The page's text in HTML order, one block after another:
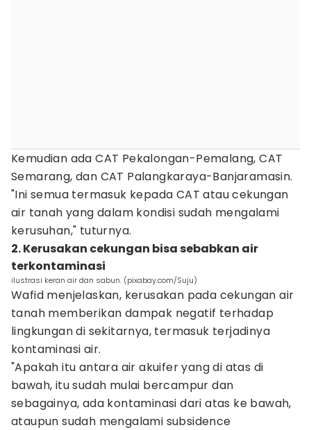
Kemudian ada CAT Pekalongan-Pemalang, CAT
Semarang, dan CAT Palangkaraya-Banjaramasin.
"Ini semua termasuk kepada CAT atau cekungan
air tanah yang dalam kondisi sudah mengalami
kerusuhan," tuturnya.
2. Kerusakan cekungan bisa sebabkan air
terkontaminasi
ilustrasi keran air dan sabun. (pixabay.com/Suju)
Wafid menjelaskan, kerusakan pada cekungan air
tanah memberikan dampak negatif terhadap
lingkungan di sekitarnya, termasuk terjadinya
kontaminasi air.
"Apakah itu antara air akuifer yang di atas di
bawah, itu sudah mulai bercampur dan
sebagainya, ada kontaminasi dari atas ke bawah,
ataupun sudah mengalami subsidence